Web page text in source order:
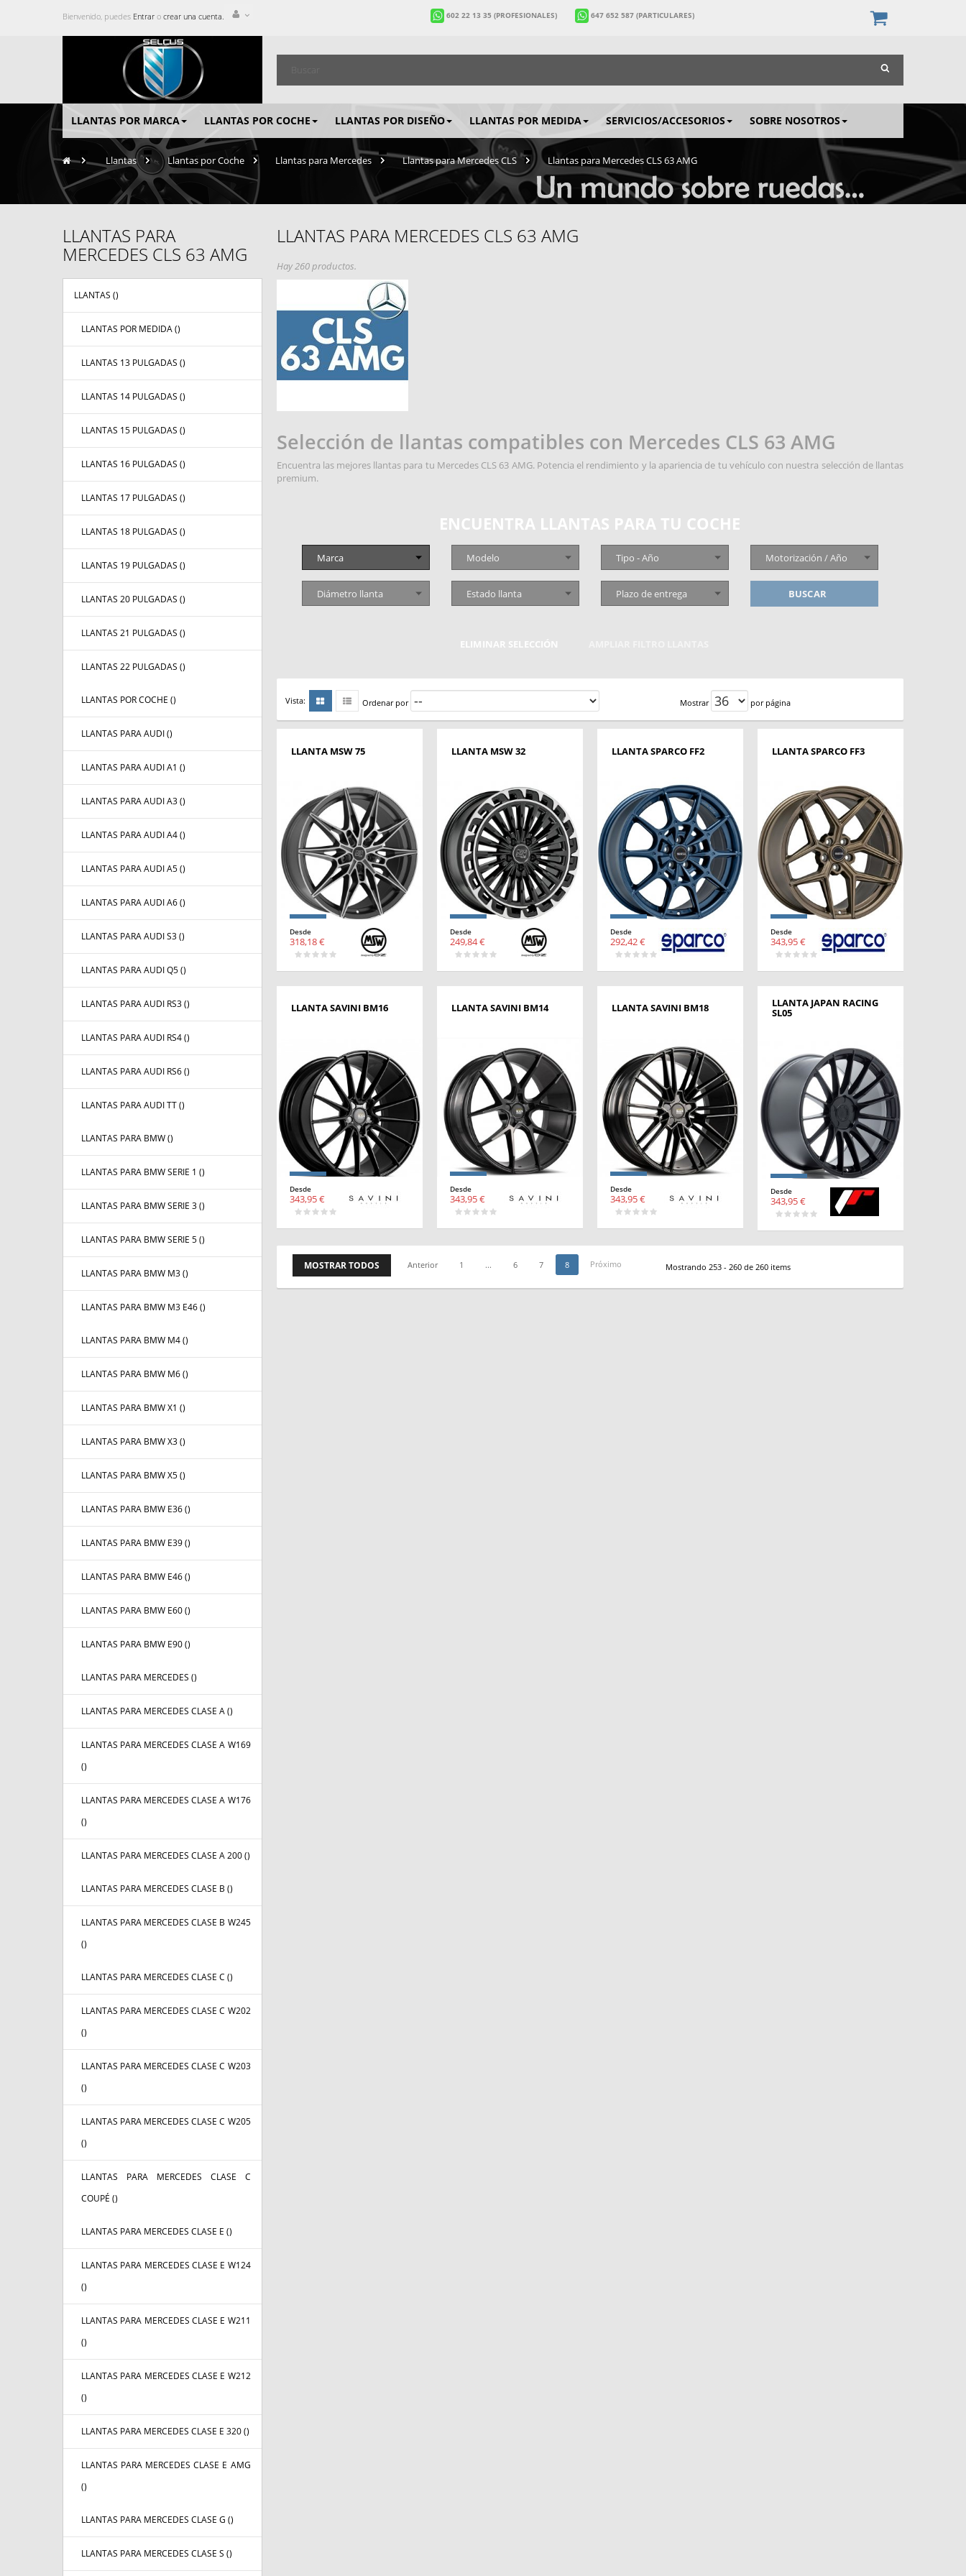
Bienvenido, puedes Entrar o crear una cuenta. 602 22 13 35(PROFESIONALES) 647 652 587(PARTICULARES)
LLANTAS POR MARCA LLANTAS POR COCHE LLANTAS POR DISEÑO LLANTAS POR MEDIDA SERVICIOS/ACCESORIOS SOBRE NOSOTROS
> Llantas > Llantas por Coche Llantas para Mercedes > Llantas para Mercedes CLS > Llantas para Mercedes CLS 63 AMG
LLANTAS PARA
MERCEDES CLS 63 AMG
LLANTAS ()
LLANTAS POR MEDIDA ()
LLANTAS 13 PULGADAS ()
LLANTAS 14 PULGADAS ()
LLANTAS 15 PULGADAS ()
LLANTAS 16 PULGADAS ()
LLANTAS 17 PULGADAS ()
LLANTAS 18 PULGADAS ()
LLANTAS 19 PULGADAS ()
LLANTAS 20 PULGADAS ()
LLANTAS 21 PULGADAS ()
LLANTAS 22 PULGADAS ()
LLANTAS POR COCHE ()
LLANTAS PARA AUDI ()
LLANTAS PARA AUDI A1 ()
LLANTAS PARA AUDI A3 ()
LLANTAS PARA AUDI A4 ()
LLANTAS PARA AUDI A5 ()
LLANTAS PARA AUDI A6 ()
LLANTAS PARA AUDI S3 ()
LLANTAS PARA AUDI Q5 ()
LLANTAS PARA AUDI RS3 ()
LLANTAS PARA AUDI RS4 ()
LLANTAS PARA AUDI RS6 ()
LLANTAS PARA AUDI TT ()
LLANTAS PARA BMW ()
LLANTAS PARA BMW SERIE 1 ()
LLANTAS PARA BMW SERIE 3 ()
LLANTAS PARA BMW SERIE 5 ()
LLANTAS PARA BMW M3 ()
LLANTAS PARA BMW M3 E46 ()
LLANTAS PARA BMW M4 ()
LLANTAS PARA BMW M6 ()
LLANTAS PARA BMW X1 ()
LLANTAS PARA BMW X3 ()
LLANTAS PARA BMW X5 ()
LLANTAS PARA BMW E36 ()
LLANTAS PARA BMW E39 ()
LLANTAS PARA BMW E46 ()
LLANTAS PARA BMW E60 ()
LLANTAS PARA BMW E90 ()
LLANTAS PARA MERCEDES ()
LLANTAS PARA MERCEDES CLASE A ()
LLANTAS PARA MERCEDES CLASE A W169
()
LLANTAS PARA MERCEDES CLASE A W176
()
LLANTAS PARA MERCEDES CLASE A 200 ()
LLANTAS PARA MERCEDES CLASE B ()
LLANTAS PARA MERCEDES CLASE B W245
()
LLANTAS PARA MERCEDES CLASE C ()
LLANTAS PARA MERCEDES CLASE C W202
()
LLANTAS PARA MERCEDES CLASE C W203
()
LLANTAS PARA MERCEDES CLASE C W205
()
LLANTAS PARA MERCEDES CLASE C
COUPÉ ()
LLANTAS PARA MERCEDES CLASE E ()
LLANTAS PARA MERCEDES CLASE E W124
()
LLANTAS PARA MERCEDES CLASE E W211
()
LLANTAS PARA MERCEDES CLASE E W212
()
LLANTAS PARA MERCEDES CLASE E 320 ()
LLANTAS PARA MERCEDES CLASE E AMG
()
LLANTAS PARA MERCEDES CLASE G ()
LLANTAS PARA MERCEDES CLASE S ()
LLANTAS PARA MERCEDES CLS 63 AMG
Hay 260 productos.
Selección de llantas compatibles con Mercedes CLS 63 AMG
Encuentra las mejores llantas para tu Mercedes CLS 63 AMG. Potencia el rendimiento y la apariencia de tu vehículo con nuestra selección de llantas
premium.
ENCUENTRA LLANTAS PARA TU COCHE
Marca Modelo Tipo - Año Motorización / Año
Diámetro llanta Estado llanta Plazo de entrega BUSCAR
ELIMINAR SELECCIÓN
Vista: Ordenar por Mostrar por página
LLANTA MSW 75
Desde
318,18 €
LLANTA MSW 32
Desde
249,84 €
LLANTA SPARCO FF2
Desde
292,42 €
LLANTA SPARCO FF3
Desde
343,95 €
LLANTA SAVINI BM16
Desde
343,95 €
LLANTA SAVINI BM14
Desde
343,95 €
LLANTA SAVINI BM18
Desde
343,95 €
LLANTA JAPAN RACING
SL05
Desde
343,95 €
MOSTRAR TODOS Anterior 1 ... 6 7 8 Próximo Mostrando 253 - 260 de 260 items